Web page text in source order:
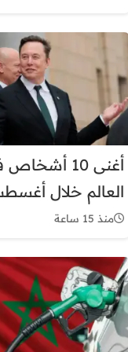
أغنى 10
العالم خلال
2026.. إيلون
منذ 15 ساعة